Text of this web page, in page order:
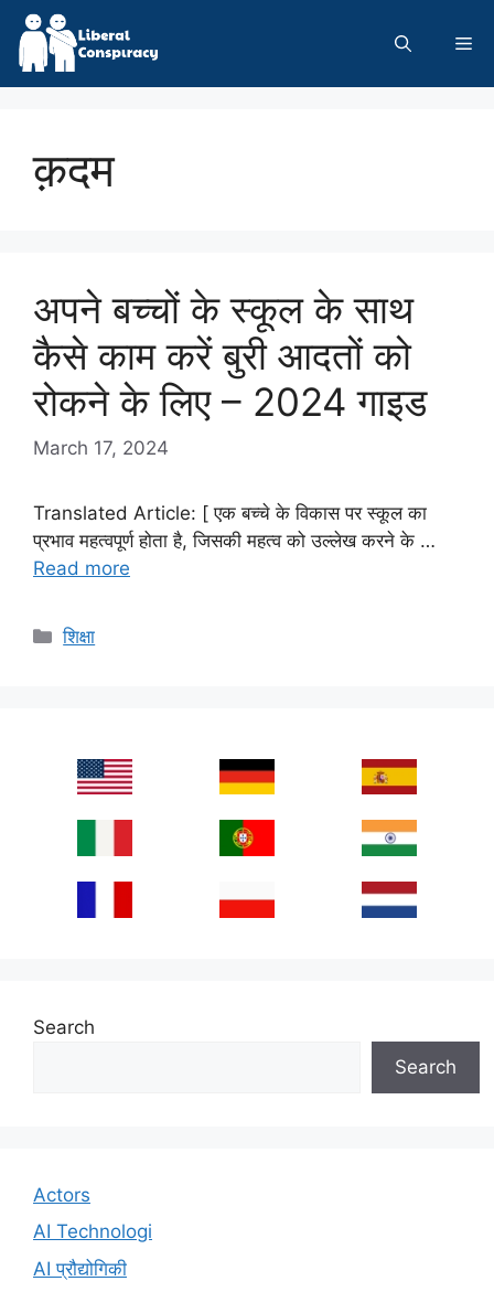
Skip
content
क़दम
अपने बच्चों के स्कूल के साथ
कैसे काम करें बुरी आदतों को
रोकने के लिए – 2024 गाइड
March 17, 2024
Translated Article: [ एक बच्चे के विकास पर स्कूल का
प्रभाव महत्वपूर्ण होता है, जिसकी महत्व को उल्लेख करने के …
Read more
Categories
शिक्षा
Search
Search
Actors
AI Technologi
AI प्रौद्योगिकी